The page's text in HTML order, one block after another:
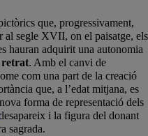
que, progressivament,
al segle XVII, on el paisatge, els
hauran adquirit una autonomia
retrat. Amb el canvi de
com una part de la creació
que, a l’edat mitjana, es
forma de representació dels
i la figura del donant
sagrada.